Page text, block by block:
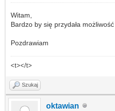
Witam,
Bardzo by się przydała
Pozdrawiam
<t></t>
Szukaj
oktawian